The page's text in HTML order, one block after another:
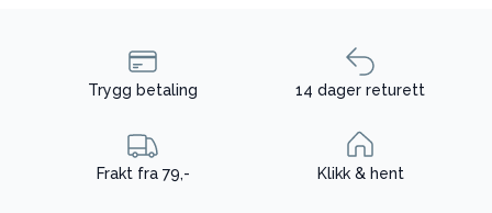
Trygg betaling 14 dager returett
Frakt fra 79,- Klikk & hent